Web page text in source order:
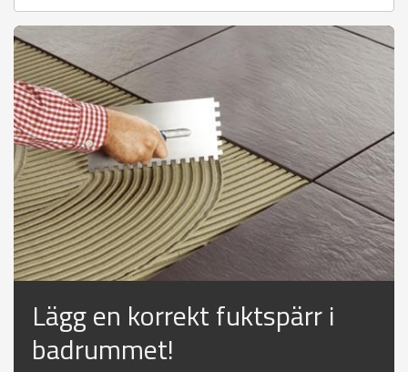
Lägg en korrekt fuktspärr i
badrummet!